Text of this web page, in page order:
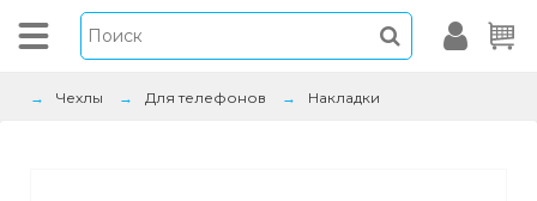
Чехлы Для телефонов Накладки